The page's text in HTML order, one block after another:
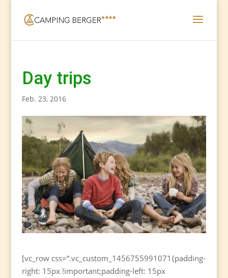
Day trips
Feb. 23, 2016
[vc_row css=“.vc_custom_1456755991071{padding-
right: 15px !important;padding-left: 15px